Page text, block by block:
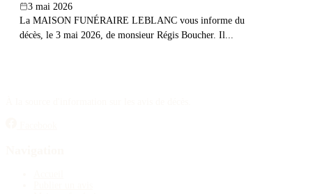
3 mai 2026
La MAISON FUNÉRAIRE LEBLANC vous informe du
décès, le 3 mai 2026, de monsieur Régis Boucher. Il...